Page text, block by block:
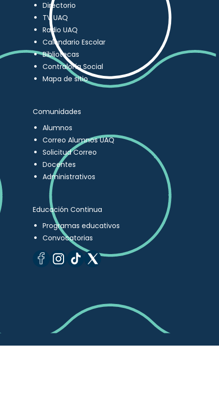
Directorio
TV UAQ
Radio UAQ
Calendario Escolar
Bibliotecas
Contraloría Social
Mapa de sitio
Comunidades
Alumnos
Correo Alumnos UAQ
Solicitud Correo
Docentes
Administrativos
Educación Continua
Programas educativos
Convocatorias